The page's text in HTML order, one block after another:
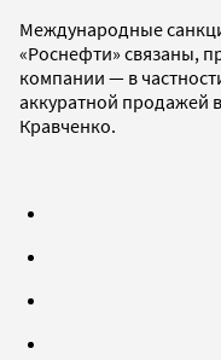
Международные
«Роснефти» связаны,
компании — в
аккуратной продажей
Кравченко.